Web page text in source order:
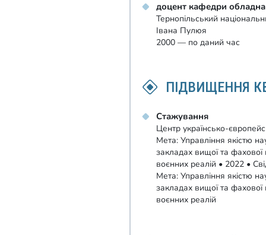
доцент кафедри
Тернопільський
Івана Пулюя
2000 — по даний час
ПІДВИЩЕННЯ
Стажування
Центр українсько-
Мета: Управління якістю
закладах вищої та
воєнних реалій • 2022 •
Мета: Управління якістю
закладах вищої та
воєнних реалій